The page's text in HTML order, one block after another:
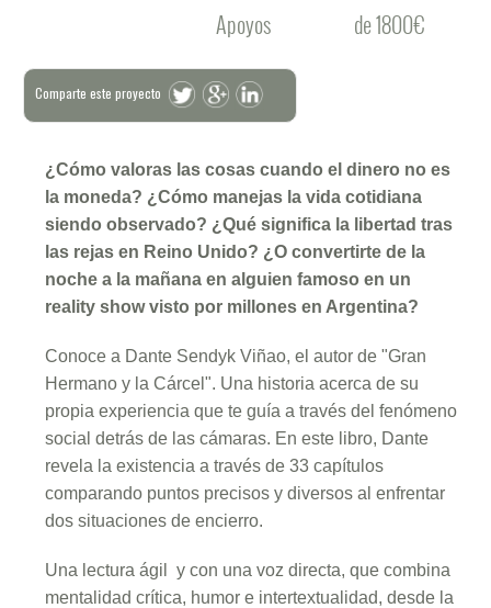
Apoyos de 1800€
Comparte este proyecto
¿Cómo valoras las cosas cuando el dinero no es
la moneda? ¿Cómo manejas la vida cotidiana
siendo observado? ¿Qué significa la libertad tras
las rejas en Reino Unido? ¿O convertirte de la
noche a la mañana en alguien famoso en un
reality show visto por millones en Argentina?
Conoce a Dante Sendyk Viñao, el autor de "Gran
Hermano y la Cárcel". Una historia acerca de su
propia experiencia que te guía a través del fenómeno
social detrás de las cámaras. En este libro, Dante
revela la existencia a través de 33 capítulos
comparando puntos precisos y diversos al enfrentar
dos situaciones de encierro.
Una lectura ágil y con una voz directa, que combina
mentalidad crítica, humor e intertextualidad, desde la